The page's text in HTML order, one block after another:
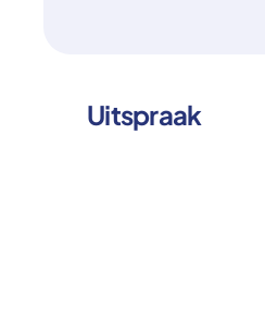
Uitspraak